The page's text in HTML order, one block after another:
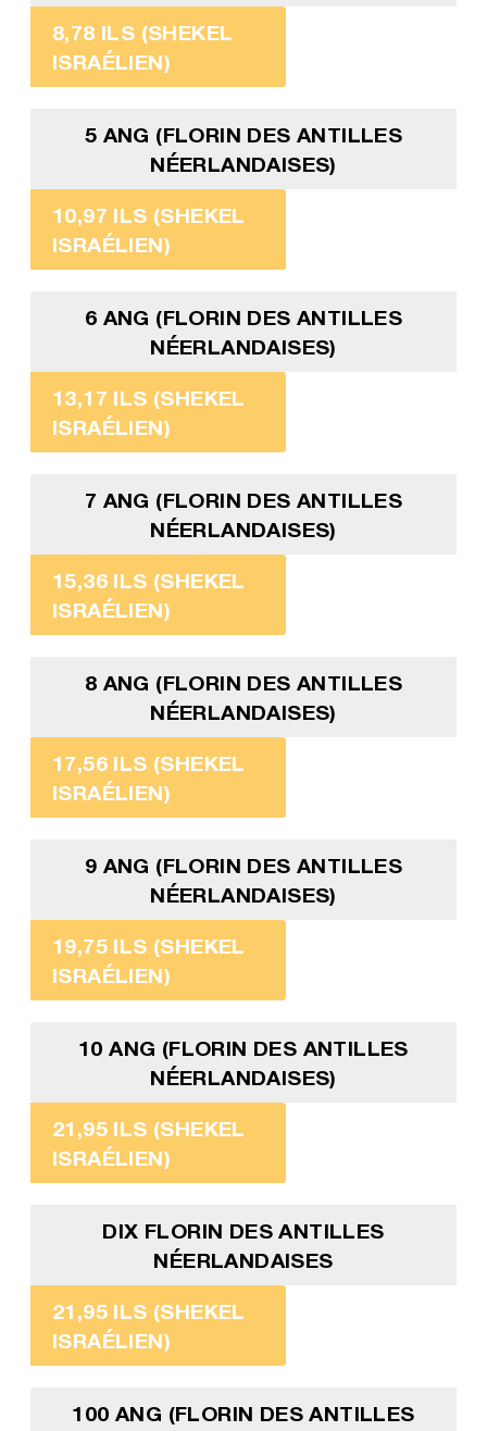
8,78 ILS (SHEKEL
ISRAÉLIEN)
5 ANG (FLORIN DES ANTILLES
NÉERLANDAISES)
10,97 ILS (SHEKEL
ISRAÉLIEN)
6 ANG (FLORIN DES ANTILLES
NÉERLANDAISES)
13,17 ILS (SHEKEL
ISRAÉLIEN)
7 ANG (FLORIN DES ANTILLES
NÉERLANDAISES)
15,36 ILS (SHEKEL
ISRAÉLIEN)
8 ANG (FLORIN DES ANTILLES
NÉERLANDAISES)
17,56 ILS (SHEKEL
ISRAÉLIEN)
9 ANG (FLORIN DES ANTILLES
NÉERLANDAISES)
19,75 ILS (SHEKEL
ISRAÉLIEN)
10 ANG (FLORIN DES ANTILLES
NÉERLANDAISES)
21,95 ILS (SHEKEL
ISRAÉLIEN)
DIX FLORIN DES ANTILLES
NÉERLANDAISES
21,95 ILS (SHEKEL
ISRAÉLIEN)
100 ANG (FLORIN DES ANTILLES